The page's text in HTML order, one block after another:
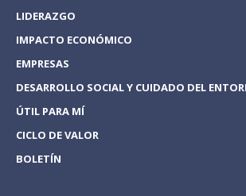
LIDERAZGO
IMPACTO ECONÓMICO
EMPRESAS
DESARROLLO SOCIAL Y CUIDADO DEL
ÚTIL PARA MÍ
CICLO DE VALOR
BOLETÍN